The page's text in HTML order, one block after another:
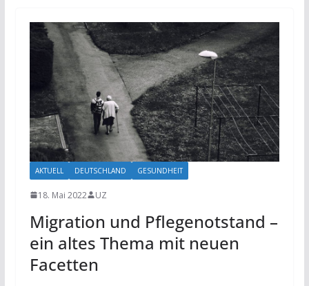
AKTUELL DEUTSCHLAND GESUNDHEIT
18. Mai 2022 UZ
Migration und Pflegenotstand –
ein altes Thema mit neuen
Facetten